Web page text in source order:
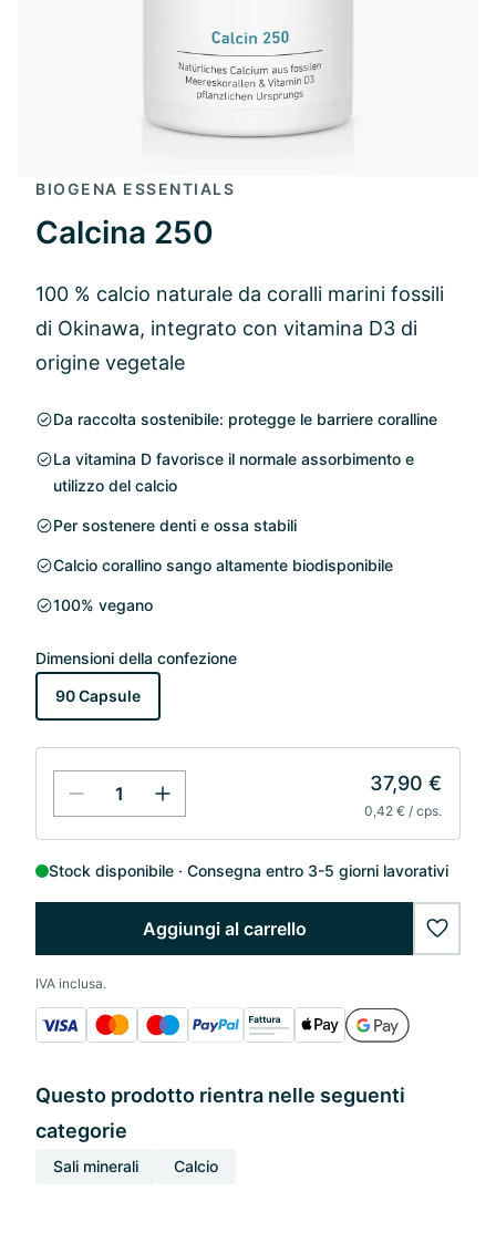
BIOGENA ESSENTIALS
Calcina 250
100 % calcio naturale da coralli marini fossili
di Okinawa, integrato con vitamina D3 di
origine vegetale
Da raccolta sostenibile: protegge le barriere coralline
La vitamina D favorisce il normale assorbimento e
utilizzo del calcio
Per sostenere denti e ossa stabili
Calcio corallino sango altamente biodisponibile
100% vegano
Dimensioni della confezione
90 Capsule
37,90 €
0,42 € / cps.
Stock disponibile Consegna entro 3-5 giorni lavorativi
Aggiungi al carrello
IVA inclusa.
Questo prodotto rientra nelle seguenti
categorie
Sali minerali Calcio